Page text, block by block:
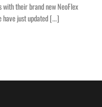
with their brand new NeoFlex
have just updated [...]